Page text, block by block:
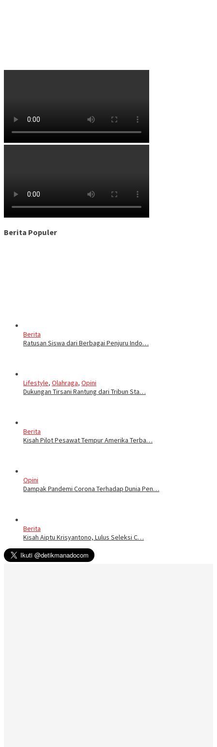
Berita Populer
Berita
Ratusan Siswa dari Berbagai Penjuru Indo…
Lifestyle, Olahraga, Opini
Dukungan Tirsani Rantung dari Tribun Sta…
Berita
Kisah Pilot Pesawat Tempur Amerika Terba…
Opini
Dampak Pandemi Corona Terhadap Dunia Pen…
Berita
Kisah Aiptu Krisyantono, Lulus Seleksi C…